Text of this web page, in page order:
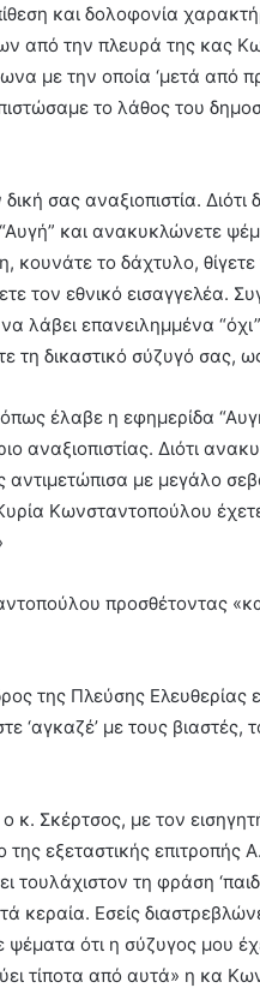
και δολοφονία
από την πλευρά της κας
με την οποία ‘μετά από
το λάθος του
σας αναξιοπιστία. Διότι
και ανακυκλώνετε
κουνάτε το δάχτυλο,
τον εθνικό εισαγγελέα.
λάβει επανειλημμένα
τη δικαστικό σύζυγό σας,
έλαβε η εφημερίδα
αναξιοπιστίας. Διότι
με μεγάλο
Κωνσταντοπούλου
προσθέτοντας
της Πλεύσης Ελευθερίας
‘αγκαζέ’ με τους βιαστές,
κ. Σκέρτσος, με τον
της εξεταστικής
τη φράση
κεραία. Εσείς
ότι η σύζυγος μου
τίποτα από αυτά» η κα